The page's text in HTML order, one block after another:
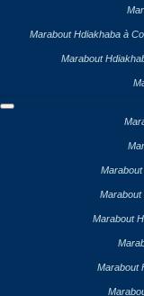
Marabout Hdiakhaba à
Marabout
Marabout
Marabout
Marabout